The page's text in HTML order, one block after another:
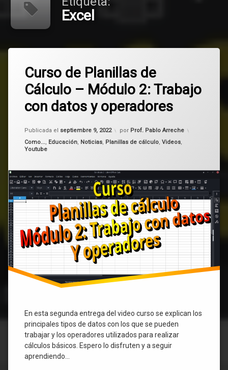
Excel
Curso de Planillas de
Cálculo – Módulo 2: Trabajo
con datos y operadores
Publicada el septiembre 9, 2022
Actualizado el septiembre 9, 2022
por Prof. Pablo Arreche
Categorías:
Como..., Educación, Noticias, Planillas de cálculo, Videos,
Youtube
En esta segunda entrega del video curso se explican los
principales tipos de datos con los que se pueden
trabajar y los operadores utilizados para realizar
cálculos básicos. Espero lo disfruten y a seguir
aprendiendo…
Excel
Libreoffice
manual
Office
cálculo
tutorial
un
comentario
en
Curso
de
Planillas
Cálculo
–
Módulo
Trabajo
con
datos
y
operadores